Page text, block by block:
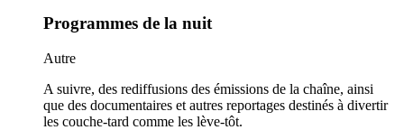
Programmes de la nuit
Autre
A suivre, des rediffusions des émissions de la chaîne, ainsi
que des documentaires et autres reportages destinés à divertir
les couche-tard comme les lève-tôt.